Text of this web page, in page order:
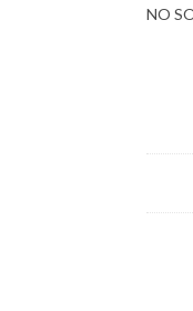
NO